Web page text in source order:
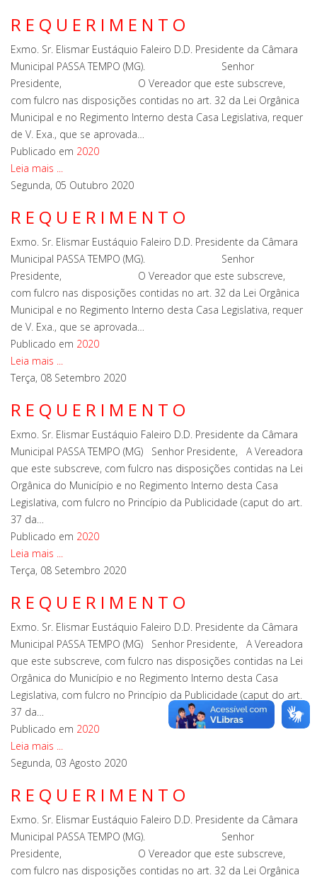
R E Q U E R I M E N T O
Exmo. Sr. Elismar Eustáquio Faleiro D.D. Presidente da Câmara
Municipal PASSA TEMPO (MG). Senhor
Presidente, O Vereador que este subscreve,
com fulcro nas disposições contidas no art. 32 da Lei Orgânica
Municipal e no Regimento Interno desta Casa Legislativa, requer
de V. Exa., que se aprovada…
Publicado em 2020
Leia mais ...
Segunda, 05 Outubro 2020
R E Q U E R I M E N T O
Exmo. Sr. Elismar Eustáquio Faleiro D.D. Presidente da Câmara
Municipal PASSA TEMPO (MG). Senhor
Presidente, O Vereador que este subscreve,
com fulcro nas disposições contidas no art. 32 da Lei Orgânica
Municipal e no Regimento Interno desta Casa Legislativa, requer
de V. Exa., que se aprovada…
Publicado em 2020
Leia mais ...
Terça, 08 Setembro 2020
R E Q U E R I M E N T O
Exmo. Sr. Elismar Eustáquio Faleiro D.D. Presidente da Câmara
Municipal PASSA TEMPO (MG) Senhor Presidente, A Vereadora
que este subscreve, com fulcro nas disposições contidas na Lei
Orgânica do Município e no Regimento Interno desta Casa
Legislativa, com fulcro no Princípio da Publicidade (caput do art.
37 da…
Publicado em 2020
Leia mais ...
Terça, 08 Setembro 2020
R E Q U E R I M E N T O
Exmo. Sr. Elismar Eustáquio Faleiro D.D. Presidente da Câmara
Municipal PASSA TEMPO (MG) Senhor Presidente, A Vereadora
que este subscreve, com fulcro nas disposições contidas na Lei
Orgânica do Município e no Regimento Interno desta Casa
Legislativa, com fulcro no Princípio da Publicidade (caput do art.
37 da…
Publicado em 2020
Leia mais ...
Segunda, 03 Agosto 2020
R E Q U E R I M E N T O
Exmo. Sr. Elismar Eustáquio Faleiro D.D. Presidente da Câmara
Municipal PASSA TEMPO (MG). Senhor
Presidente, O Vereador que este subscreve,
com fulcro nas disposições contidas no art. 32 da Lei Orgânica